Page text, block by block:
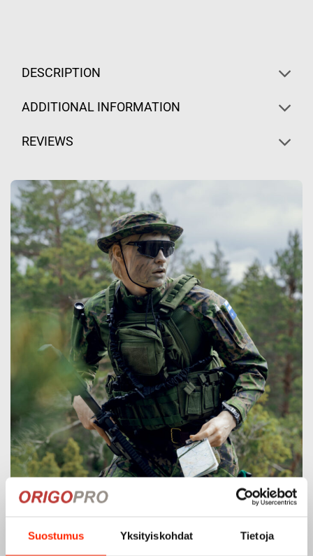
Suostumus Yksityiskohdat Tietoja
DESCRIPTION
ADDITIONAL INFORMATION
REVIEWS